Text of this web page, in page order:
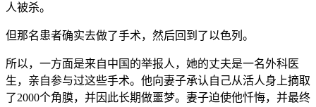
人被杀。
但那名患者确实去做了手术，然后回到了以色列。
所以，一方面是来自中国的举报人，她的丈夫是一名外科医
生，亲自参与过这些手术。他向妻子承认自己从活人身上摘取
了2000个角膜，并因此长期做噩梦。妻子迫使他忏悔，并最终